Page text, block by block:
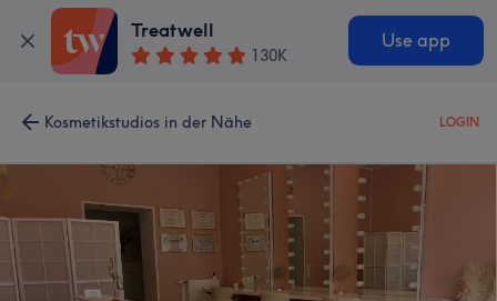
Treatwell
130K
Use app
Kosmetikstudios in der Nähe LOGIN